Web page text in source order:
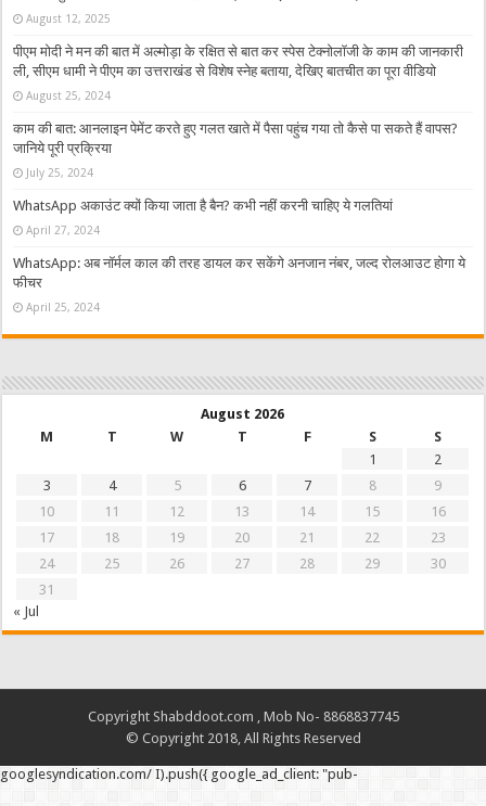
August 12, 2025
पीएम मोदी ने मन की बात में अल्मोड़ा के रक्षित से बात कर स्पेस टेक्नोलॉजी के काम की जानकारी
ली, सीएम धामी ने पीएम का उत्तराखंड से विशेष स्नेह बताया, देखिए बातचीत का पूरा वीडियो
August 25, 2024
काम की बात: आनलाइन पेमेंट करते हुए गलत खाते में पैसा पहुंच गया तो कैसे पा सकते हैं वापस?
जानिये पूरी प्रक्रिया
July 25, 2024
WhatsApp अकाउंट क्यों किया जाता है बैन? कभी नहीं करनी चाहिए ये गलतियां
April 27, 2024
WhatsApp: अब नॉर्मल काल की तरह डायल कर सकेंगे अनजान नंबर, जल्द रोलआउट होगा ये
फीचर
April 25, 2024
August 2026
M
T W T F S
S
1
2
3
4 5 6 7 8
9
10
11 12 13 14 15
16
17
18 19 20 21 22
23
24
25 26 27 28 29
30
31
« Jul
Copyright Shabddoot.com , Mob No- 8868837745
© Copyright 2018, All Rights Reserved
googlesyndication.com/ I).push({ google_ad_client: "pub-